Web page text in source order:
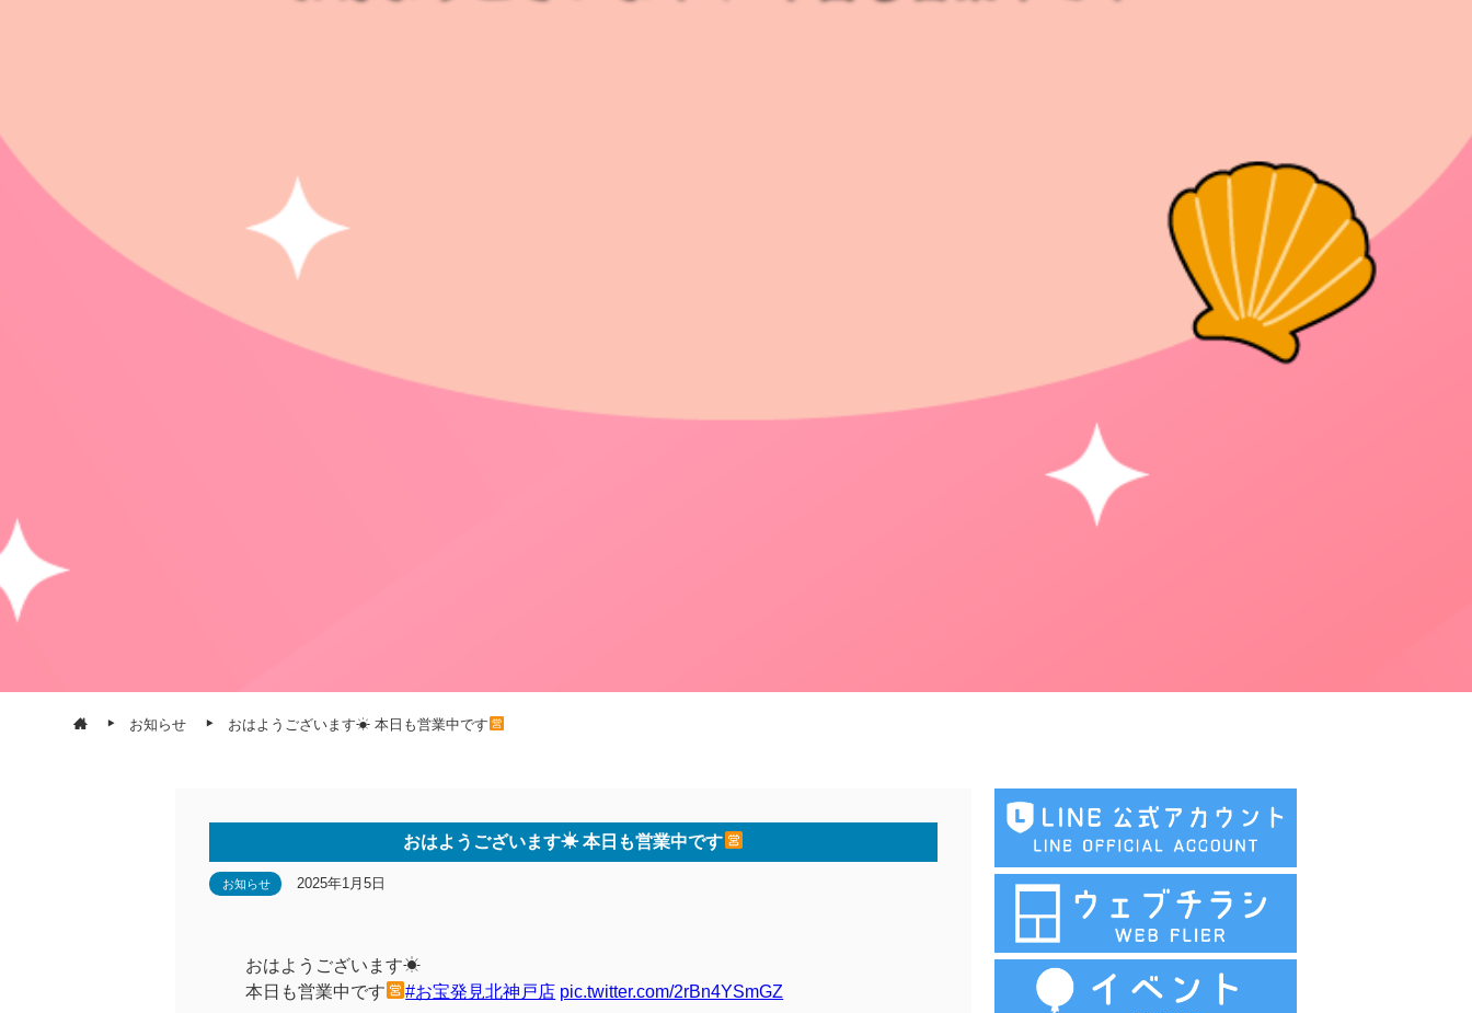
お知らせ おはようございます☀ 本日も営業中です
おはようございます☀ 本日も営業中です
お知らせ 2025年1月5日
おはようございます☀
本日も営業中です
#お宝発見北神戸店 pic.twitter.com/2rBn4YSmGZ